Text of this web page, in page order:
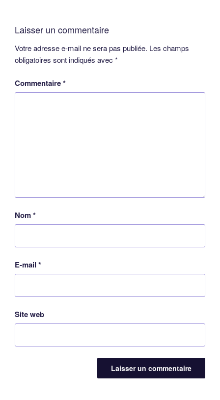
Laisser un commentaire
Votre adresse e-mail ne sera pas publiée. Les champs
obligatoires sont indiqués avec *
Commentaire*
Nom*
E-mail *
Site web